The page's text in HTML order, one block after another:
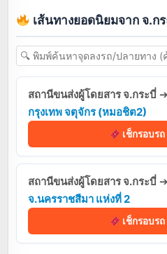
เส้นทางยอดนิยมจาก จ.ก
สถานีขนส่งผู้โดยสาร จ.กระบี่ ➔
กรุงเทพ จตุจักร (หมอชิต2)
เช็กรอบร
สถานีขนส่งผู้โดยสาร จ.กระบี่ ➔
จ.นครราชสีมา แห่งที่ 2
เช็กรอบร